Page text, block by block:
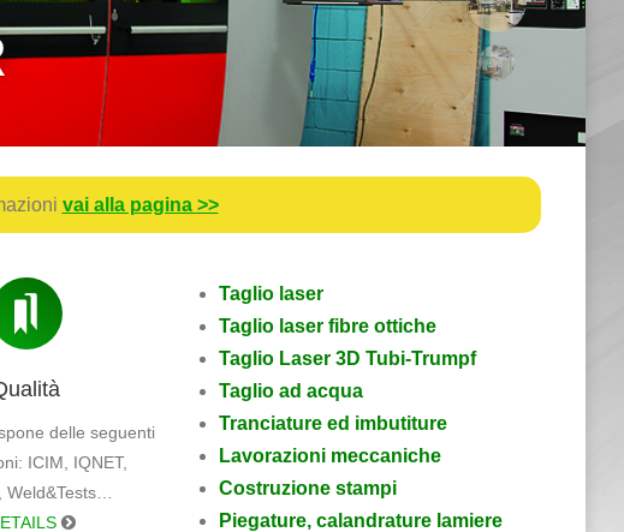
vai alla pagina >>
delle seguenti
ICIM, IQNET,
Weld&Tests…
Taglio laser
Taglio laser fibre ottiche
Taglio Laser 3D Tubi-Trumpf
Taglio ad acqua
Tranciature ed imbutiture
Lavorazioni meccaniche
Costruzione stampi
Piegature, calandrature lamiere